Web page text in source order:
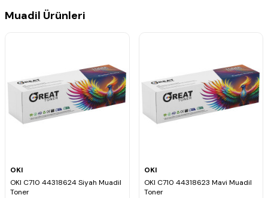
Muadil Ürünleri
OKI
OKI C710 44318624 Siyah Muadil
Toner
OKI
OKI C710 44318623 Mavi Muadil
Toner